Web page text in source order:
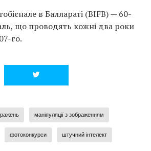
в Баллараті (BIFB) — 60-
що проводять кожні два роки
го.
маніпуляції з зображенням
фотоконкурси штучний інтелект